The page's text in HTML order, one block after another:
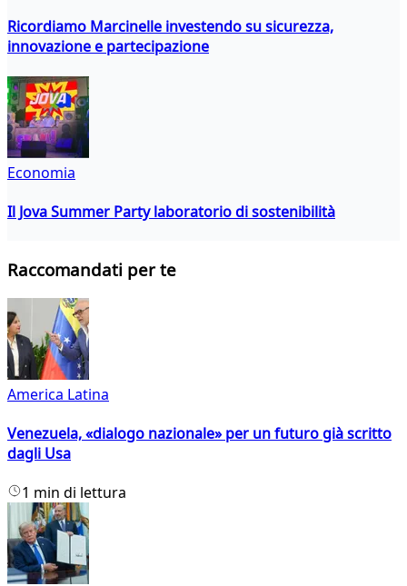
Ricordiamo Marcinelle investendo su sicurezza,
innovazione e partecipazione
Economia
Il Jova Summer Party laboratorio di sostenibilità
Raccomandati per te
America Latina
Venezuela, «dialogo nazionale» per un futuro già scritto
dagli Usa
1 min di lettura